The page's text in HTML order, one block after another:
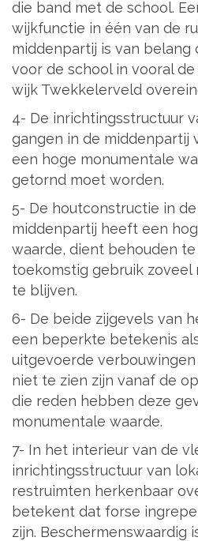
die band met de school.
wijkfunctie in één van de
middenpartij is van belang
voor de school in vooral
wijk Twekkelerveld
4- De inrichtingsstructuur
gangen in de middenpartij
een hoge monumentale
getornd moet worden.
5- De houtconstructie in
middenpartij heeft een
waarde, dient behouden
toekomstig gebruik zoveel
te blijven.
6- De beide zijgevels van
een beperkte betekenis
uitgevoerde
niet te zien zijn vanaf de
die reden hebben deze
monumentale waarde.
7- In het interieur van de
inrichtingsstructuur van
restruimten herkenbaar
betekent dat forse
zijn. Beschermenswaardig